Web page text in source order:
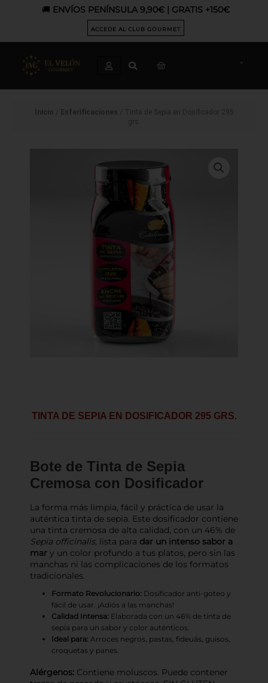
🚚 ENVÍOS PENÍNSULA 9,90€ | GRATIS +150€
ACCEDE AL CLUB GOURMET
CART
Inicio Esferificaciones
/ Tinta de Sepia en Dosificador 295
grs.
TINTA DE SEPIA EN DOSIFICADOR 295 GRS.
Bote de Tinta de Sepia
Cremosa con Dosificador
La forma más limpia, fácil y práctica de usar la
auténtica tinta de sepia. Este dosificador contiene
una tinta cremosa de alta calidad, con un 46% de
Sepia officinalis, lista para dar un intenso sabor a
mar y un color profundo a tus platos, pero sin las
manchas ni las complicaciones de los formatos
tradicionales.
Formato Revolucionario: Dosificador anti-goteo y
fácil de usar. ¡Adiós a las manchas!
Calidad Intensa: Elaborada con un 46% de tinta de
sepia para un sabor y color auténticos.
Ideal para: Arroces negros, pastas, fideuás, guisos,
croquetas y panes.
Alérgenos: Contiene moluscos. Puede contener